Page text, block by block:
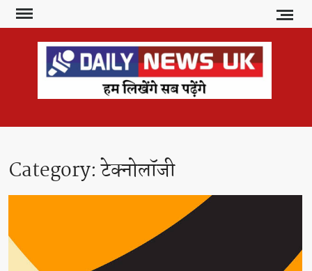
Skip
to
content
पढ़ेंगे
Category:टेक्नोलॉजी